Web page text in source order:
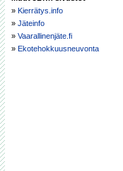
» Kierrätys.info
» Jäteinfo
» Vaarallinenjäte.fi
» Ekotehokkuusneuvonta